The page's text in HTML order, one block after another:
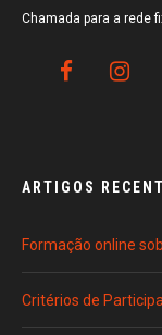
Chamada para a rede
ARTIGOS
Formação online
Critérios de